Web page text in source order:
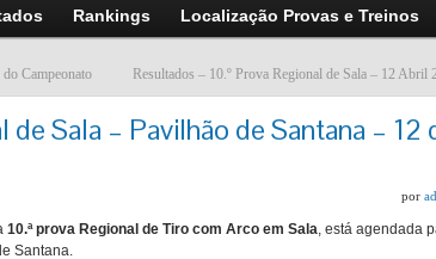
Rankings Localização Provas e Treinos
Campeonato Resultados – 10.º Prova Regional de Sala – 12 Abril
de Sala – Pavilhão de Santana – 12
por
10.ª prova Regional de Tiro com Arco em Sala, está agendada
Santana.